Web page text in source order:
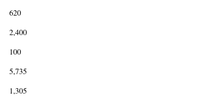
620
2,400
100
5,735
1,305